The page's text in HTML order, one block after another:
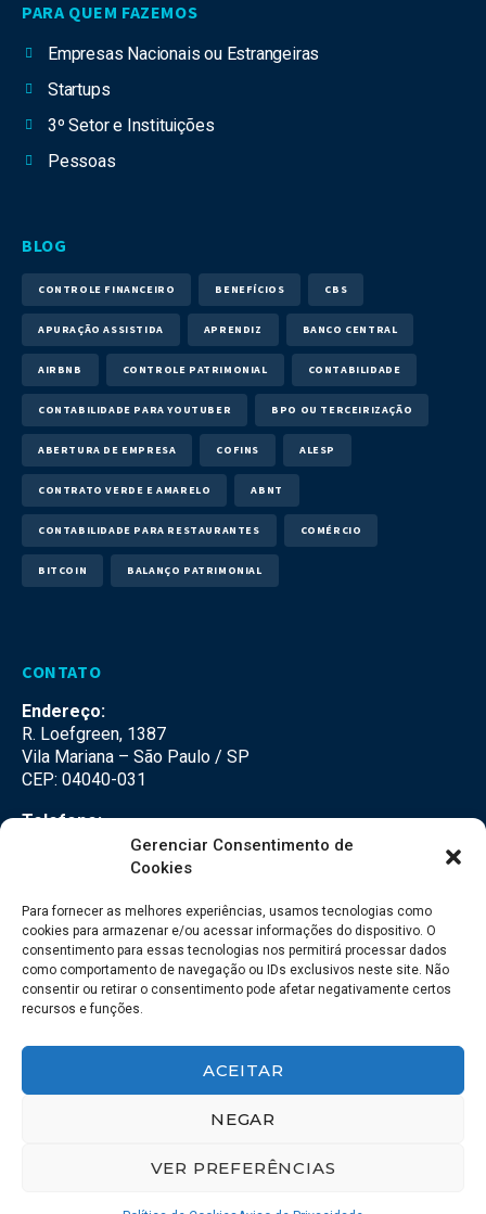
Gerenciar Consentimento de
Cookies
Para fornecer as melhores experiências, usamos tecnologias como
cookies para armazenar e/ou acessar informações do dispositivo. O
consentimento para essas tecnologias nos permitirá processar dados
como comportamento de navegação ou IDs exclusivos neste site. Não
consentir ou retirar o consentimento pode afetar negativamente certos
recursos e funções.
ACEITAR
NEGAR
VER PREFERÊNCIAS
PARA QUEM FAZEMOS
Empresas Nacionais ou Estrangeiras
Startups
3º Setor e Instituições
Pessoas
BLOG
CONTROLE FINANCEIRO BENEFÍCIOS CBS
APURAÇÃO ASSISTIDA APRENDIZ BANCO CENTRAL
AIRBNB CONTROLE PATRIMONIAL CONTABILIDADE
CONTABILIDADE PARA YOUTUBER BPO OU TERCEIRIZAÇÃO
ABERTURA DE EMPRESA COFINS ALESP
CONTRATO VERDE E AMARELO ABNT
CONTABILIDADE PARA RESTAURANTES COMÉRCIO
BITCOIN BALANÇO PATRIMONIAL
CONTATO
Endereço:
R. Loefgreen, 1387
Vila Mariana – São Paulo / SP
CEP: 04040-031
Telefone:
(11) 3500-3500
falecom@seteco.com.br
Redes Sociais